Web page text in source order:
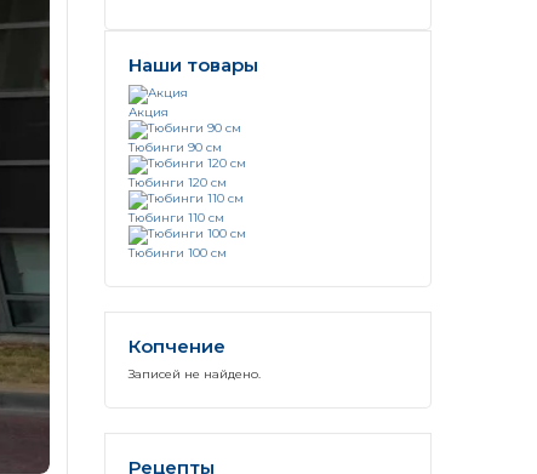
Наши товары
Акция
Тюбинги 90 см
Тюбинги 120 см
Тюбинги 110 см
Тюбинги 100 см
Копчение
Записей не найдено.
Рецепты